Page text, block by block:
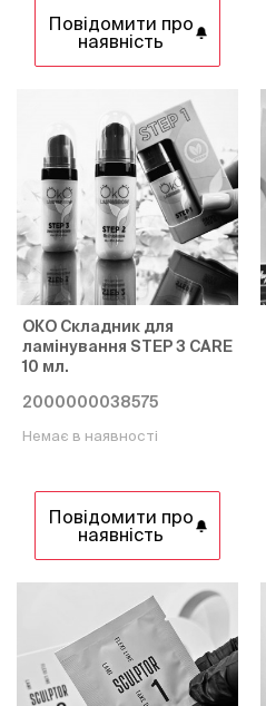
Повідомити про
наявність
ОКО Складник для
ламінування STEP 3 CARE
10 мл.
2000000038575
Немає в наявності
Повідомити про
наявність